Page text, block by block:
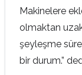
Makinelere
olmaktan
şeyleşme
bir durum.”